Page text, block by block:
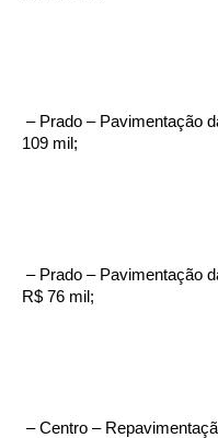
– Prado – Pavimentação
109 mil;
– Prado – Pavimentação
R$ 76 mil;
– Centro –